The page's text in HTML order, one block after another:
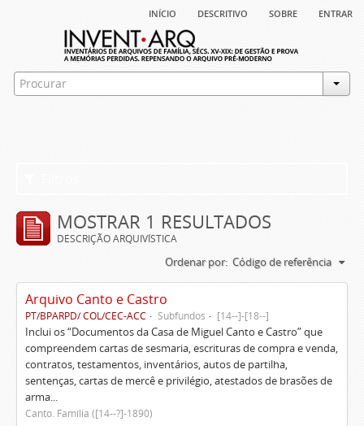
início descritivo sobre entrar
MOSTRAR 1 RESULTADOS
DESCRIÇÃO ARQUIVÍSTICA
Ordenar por: Código de referência
Arquivo Canto e Castro
PT/BPARPD/ COL/CEC-ACC Subfundos [14--]-[18--]
Inclui os “Documentos da Casa de Miguel Canto e Castro” que
compreendem cartas de sesmaria, escrituras de compra e venda,
contratos, testamentos, inventários, autos de partilha,
sentenças, cartas de mercê e privilégio, atestados de brasões de
arma...
Canto. Família ([14--?]-1890)